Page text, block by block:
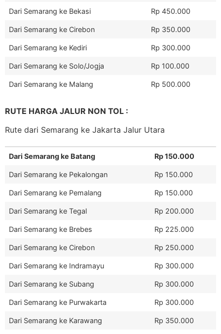
Dari Semarang ke Bekasi Rp 450.000
Dari Semarang ke Cirebon Rp 350.000
Dari Semarang ke Kediri Rp 300.000
Dari Semarang ke Solo/Jogja Rp 100.000
Dari Semarang ke Malang Rp 500.000
RUTE HARGA JALUR NON TOL :
Rute dari Semarang ke Jakarta Jalur Utara
Dari Semarang ke Batang Rp 150.000
Dari Semarang ke Pekalongan Rp 150.000
Dari Semarang ke Pemalang Rp 150.000
Dari Semarang ke Tegal Rp 200.000
Dari Semarang ke Brebes Rp 225.000
Dari Semarang ke Cirebon Rp 250.000
Dari Semarang ke Indramayu Rp 300.000
Dari Semarang ke Subang Rp 300.000
Dari Semarang ke Purwakarta Rp 300.000
Dari Semarang ke Karawang Rp 350.000